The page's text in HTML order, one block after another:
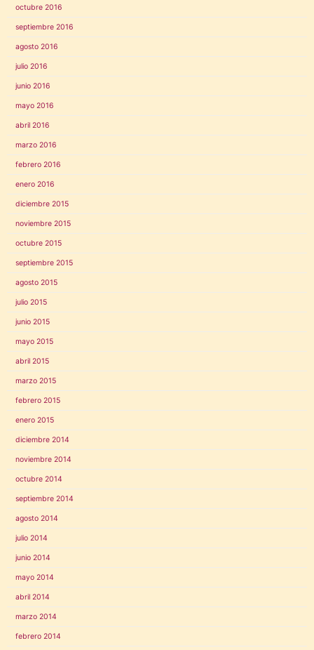
octubre 2016
septiembre 2016
agosto 2016
julio 2016
junio 2016
mayo 2016
abril 2016
marzo 2016
febrero 2016
enero 2016
diciembre 2015
noviembre 2015
octubre 2015
septiembre 2015
agosto 2015
julio 2015
junio 2015
mayo 2015
abril 2015
marzo 2015
febrero 2015
enero 2015
diciembre 2014
noviembre 2014
octubre 2014
septiembre 2014
agosto 2014
julio 2014
junio 2014
mayo 2014
abril 2014
marzo 2014
febrero 2014